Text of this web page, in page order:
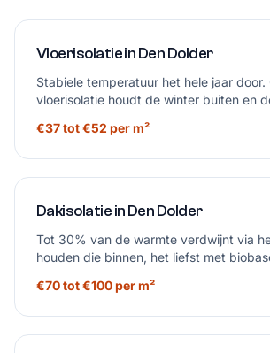
Vloerisolatie in Den Dolder
Stabiele temperatuur het hele jaar door.
vloerisolatie houdt de winter buiten en
€37 tot €52 per m²
Dakisolatie in Den Dolder
Tot 30% van de warmte verdwijnt via
houden die binnen, het liefst met
€70 tot €100 per m²